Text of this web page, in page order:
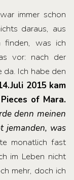
immer schon
daraus, aus
finden, was ich
vor: nach der
da. Ich habe den
2015 kam
of Mara.
denn meinen
jemanden, was
monatlich fast
im Leben nicht
mehr, doch ich